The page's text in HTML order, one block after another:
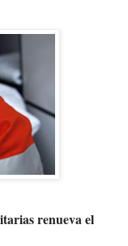
renueva el